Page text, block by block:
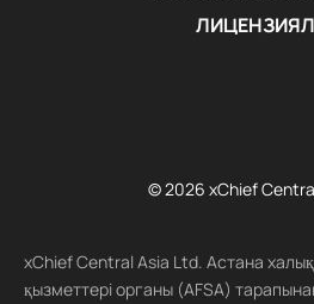
© 2026 xChief
xChief Central Asia Ltd. Астана
қызметтері органы (AFSA)